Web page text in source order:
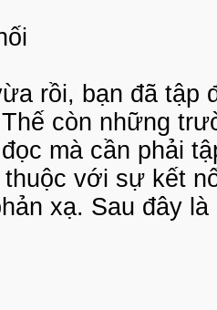
rồi, bạn đã
còn những
mà cần phải
thuộc với sự kết
xạ. Sau đây